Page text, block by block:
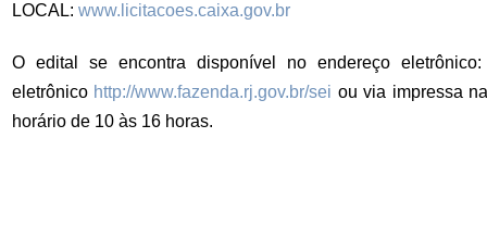
LOCAL: www.licitacoes.caixa.gov.br
O edital se encontra disponível no endereço eletrônico:
eletrônico http://www.fazenda.rj.gov.br/sei ou via impressa
horário de 10 às 16 horas.